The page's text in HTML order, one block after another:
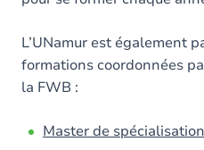
L’UNamur est également
formations coordonnées
la FWB :
Master de